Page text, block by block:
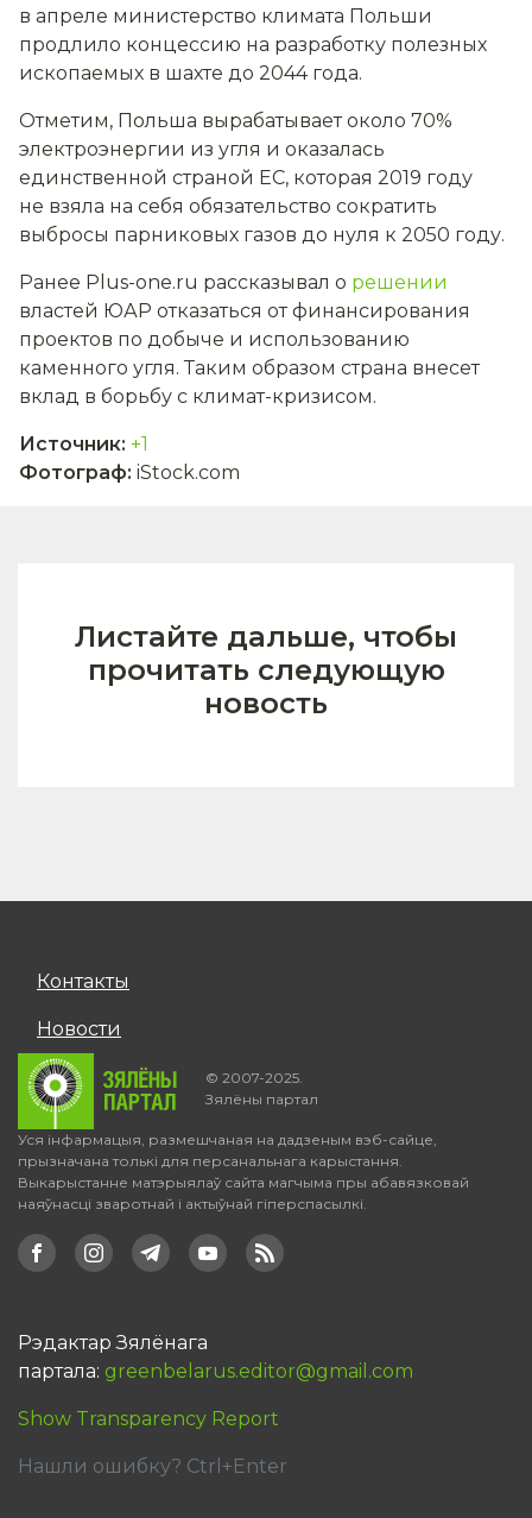
в апреле министерство климата Польши
продлило концессию на разработку полезных
ископаемых в шахте до 2044 года.
Отметим, Польша вырабатывает около 70%
электроэнергии из угля и оказалась
единственной страной ЕС, которая 2019 году
не взяла на себя обязательство сократить
выбросы парниковых газов до нуля к 2050 году.
Ранее Plus-one.ru рассказывал о решении
властей ЮАР отказаться от финансирования
проектов по добыче и использованию
каменного угля. Таким образом страна внесет
вклад в борьбу с климат-кризисом.
Источник: +1
Фотограф: iStock.com
Листайте дальше, чтобы
прочитать следующую
новость
Контакты
Новости
© 2007-2025.
Зялёны партал
Уся інфармацыя, размешчаная на дадзеным вэб-сайце,
прызначана толькі для персанальнага карыстання.
Выкарыстанне матэрыялаў сайта магчыма пры абавязковай
наяўнасці зваротнай і актыўнай гіперспасылкі.
Рэдактар Зялёнага
партала: greenbelarus.editor@gmail.com
Show Transparency Report
Нашли ошибку? Ctrl+Enter